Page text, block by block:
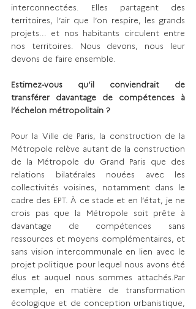
interconnectées. Elles partagent des
territoires, l’air que l’on respire, les grands
projets... et nos habitants circulent entre
nos territoires. Nous devons, nous leur
devons de faire ensemble.
Estimez-vous qu’il conviendrait de
transférer davantage de compétences à
l’échelon métropolitain ?
Pour la Ville de Paris, la construction de la
Métropole relève autant de la construction
de la Métropole du Grand Paris que des
relations bilatérales nouées avec les
collectivités voisines, notamment dans le
cadre des EPT. À ce stade et en l’état, je ne
crois pas que la Métropole soit prête à
davantage de compétences sans
ressources et moyens complémentaires, et
sans vision intercommunale en lien avec le
projet politique pour lequel nous avons été
élus et auquel nous sommes attachés.Par
exemple, en matière de transformation
écologique et de conception urbanistique,